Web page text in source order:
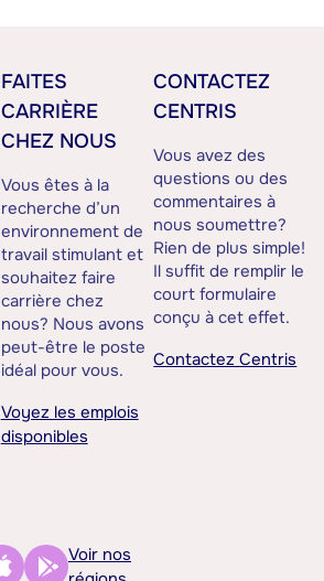
FAITES
CARRIÈRE
CHEZ NOUS
Vous êtes à la
recherche d’un
environnement de
travail stimulant et
souhaitez faire
carrière chez
nous? Nous avons
peut-être le poste
idéal pour vous.
Voyez les emplois
disponibles
CONTACTEZ
CENTRIS
Vous avez des
questions ou des
commentaires à
nous soumettre?
Rien de plus simple!
Il suffit de remplir le
court formulaire
conçu à cet effet.
Contactez Centris
Voir nos